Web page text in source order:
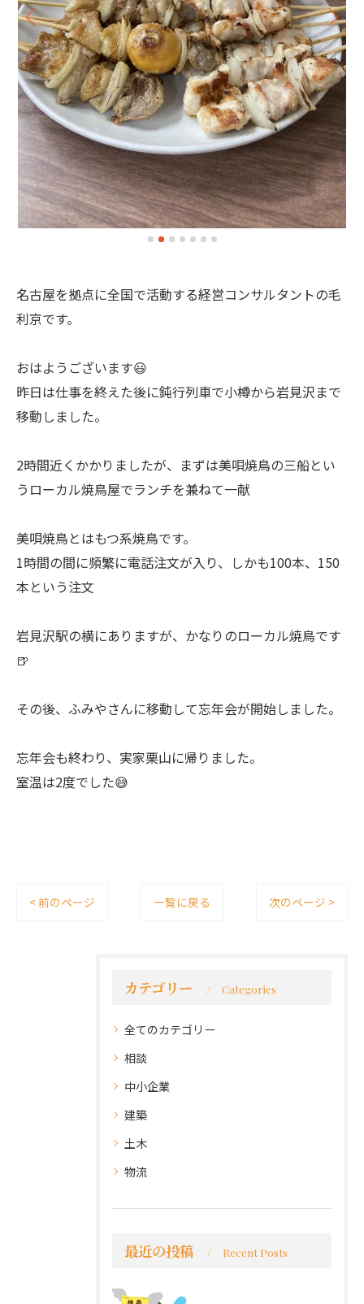
名古屋を拠点に全国で活動する経営コンサルタントの毛
利京です。
おはようございます😃
昨日は仕事を終えた後に鈍行列車で小樽から岩見沢まで
移動しました。
2時間近くかかりましたが、まずは美唄焼鳥の三船とい
うローカル焼鳥屋でランチを兼ねて一献
美唄焼鳥とはもつ系焼鳥です。
1時間の間に頻繁に電話注文が入り、しかも100本、150
本という注文
岩見沢駅の横にありますが、かなりのローカル焼鳥です
🍺
その後、ふみやさんに移動して忘年会が開始しました。
忘年会も終わり、実家栗山に帰りました。
室温は2度でした😅
< 前のページ 一覧に戻る 次のページ >
カテゴリー Categories
全てのカテゴリー
相談
中小企業
建築
土木
物流
最近の投稿 Recent Posts